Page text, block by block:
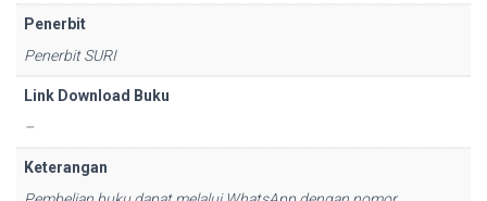
Penerbit
Penerbit SURI
Link Download Buku
–
Keterangan